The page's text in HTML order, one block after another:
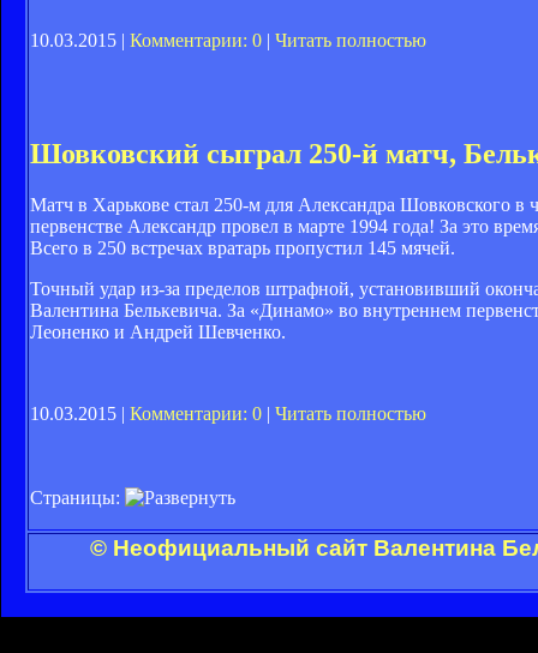
10.03.2015 | Комментарии: 0 | Читать полностью
Шовковский сыграл 250-й матч,
Матч в Харькове стал 250-м для Александра Шовковского
первенстве Александр провел в марте 1994 года! За это
Всего в 250 встречах вратарь пропустил 145 мячей.
Точный удар из-за пределов штрафной, установивший
Валентина Белькевича. За «Динамо» во внутреннем
Леоненко и Андрей Шевченко.
10.03.2015 | Комментарии: 0 | Читать полностью
Страницы:
© Неофициальный сайт Валентина